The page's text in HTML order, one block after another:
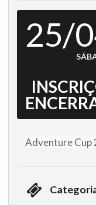
25/
Adventure Cup